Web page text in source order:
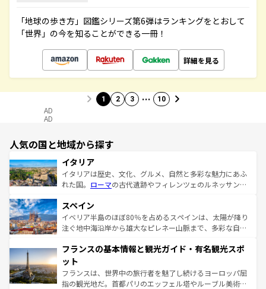
「地球の歩き方」図鑑シリーズ第6弾はランキングをとおして
「世界」の今を知ることができる一冊！
詳細を見る
1 2 3 … 10
AD
AD
人気の国と地域から探す
イタリア
イタリアは歴史、文化、グルメ、自然と多彩な魅力にあふ
れた国。 ローマの古代遺跡やフィレンツェのルネッサンス
ろん、トスカーナの美しい田園風景やアマルフィ海岸の絶
景など、自然景観も見逃せない。観光の合間には、本場の
ピザやパスタなど、絶品のイタリア料理を堪能することも
ませてくれるイタリアで、忘れられない旅をしてみよう！
なお、新着のイタリア情報は
しい。
スペイン
イベリア半島のほぼ80％を占めるスペインは、太陽が降り
注ぐ地中海沿岸から雄大なピレネー山脈まで、多彩な自然
文化が根付くこの国では、情熱的なフラメンコ、熱気あふ
れる闘牛、そして美味しいタパスが生活の一部となってい
る。首都マドリードの洗練された雰囲気や、バルセロナの
アートに溢れた街角から、地方では古代ローマ遺跡や中世
フランスの基本情報と観光ガイド・有名観光スポ
ット
フランスは、世界中の旅行者を魅了し続けるヨーロッパ屈
指の観光地だ。首都パリのエッフェル塔やルーブル美術館